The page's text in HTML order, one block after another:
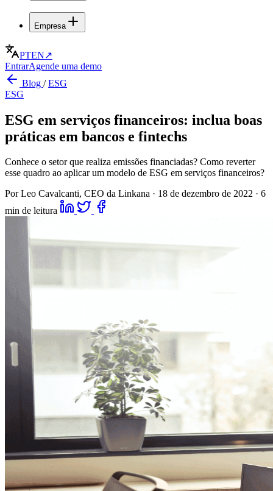
Empresa
PTEN↗
EntrarAgende uma demo
Blog /ESG
ESG
ESG em serviços financeiros: inclua boas
práticas em bancos e fintechs
Conhece o setor que realiza emissões financiadas? Como reverter
esse quadro ao aplicar um modelo de ESG em serviços financeiros?
Por Leo Cavalcanti, CEO da Linkana · 18 de dezembro de 2022 · 6
min de leitura